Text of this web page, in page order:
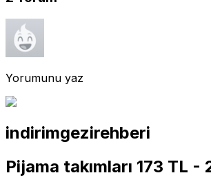
Yorumunu yaz
indirimgezirehberi
Pijama takımları 173 TL -